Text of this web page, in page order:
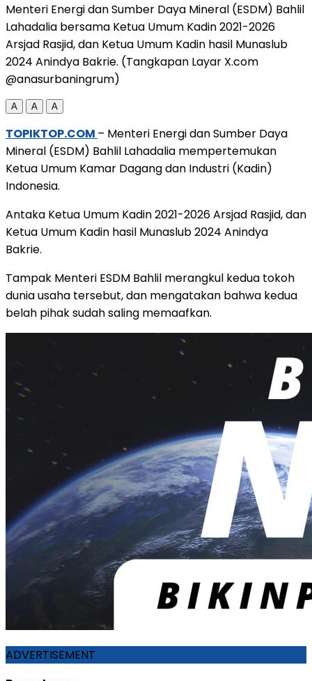
Menteri Energi dan Sumber Daya Mineral (ESDM) Bahlil
Lahadalia bersama Ketua Umum Kadin 2021-2026
Arsjad Rasjid, dan Ketua Umum Kadin hasil Munaslub
2024 Anindya Bakrie. (Tangkapan Layar X.com
@anasurbaningrum)
A A A
TOPIKTOP.COM – Menteri Energi dan Sumber Daya
Mineral (ESDM) Bahlil Lahadalia mempertemukan
Ketua Umum Kamar Dagang dan Industri (Kadin)
Indonesia.
Antaka Ketua Umum Kadin 2021-2026 Arsjad Rasjid, dan
Ketua Umum Kadin hasil Munaslub 2024 Anindya
Bakrie.
Tampak Menteri ESDM Bahlil merangkul kedua tokoh
dunia usaha tersebut, dan mengatakan bahwa kedua
belah pihak sudah saling memaafkan.
ADVERTISEMENT